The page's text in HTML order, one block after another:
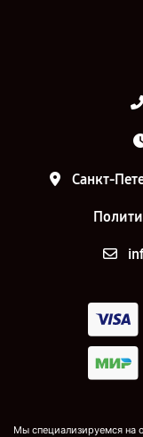
Санкт-
Мы специализируемся на